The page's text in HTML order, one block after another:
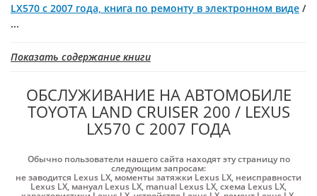
LX570 с 2007 года, книга по ремонту в электронном виде /
...
Показать содержание книги
ОБСЛУЖИВАНИЕ НА АВТОМОБИЛЕ
TOYOTA LAND CRUISER 200 / LEXUS
LX570 С 2007 ГОДА
Обычно пользователи нашего сайта находят эту страницу по
следующим запросам:
не заводится Lexus LX, моменты затяжки Lexus LX, неисправности
Lexus LX, мануал Lexus LX, manual Lexus LX,схема Lexus LX,